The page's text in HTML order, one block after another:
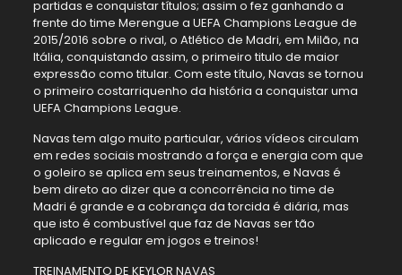
partidas e conquistar títulos; assim o fez ganhando a
frente do time Merengue a UEFA Champions League de
2015/2016 sobre o rival, o Atlético de Madri, em Milão, na
Itália, conquistando assim, o primeiro titulo de maior
expressão como titular. Com este título, Navas se tornou
o primeiro costarriquenho da história a conquistar uma
UEFA Champions League.
Navas tem algo muito particular, vários vídeos circulam
em redes sociais mostrando a força e energia com que
o goleiro se aplica em seus treinamentos, e Navas é
bem direto ao dizer que a concorrência no time de
Madri é grande e a cobrança da torcida é diária, mas
que isto é combustível que faz de Navas ser tão
aplicado e regular em jogos e treinos!
TREINAMENTO DE KEYLOR NAVAS